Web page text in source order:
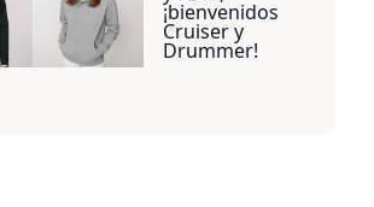
¡bienvenidos
Cruiser y
Drummer!